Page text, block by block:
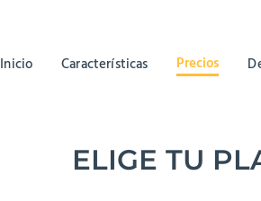
Inicio Características Precios
ELIGE TU